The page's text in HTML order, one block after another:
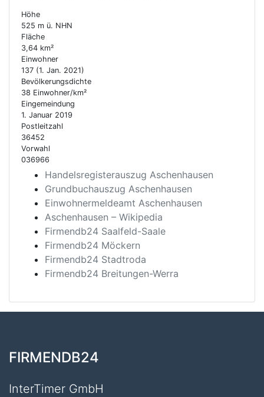
Höhe
525 m ü. NHN
Fläche
3,64 km²
Einwohner
137 (1. Jan. 2021)
Bevölkerungsdichte
38 Einwohner/km²
Eingemeindung
1. Januar 2019
Postleitzahl
36452
Vorwahl
036966
Handelsregisterauszug Aschenhausen
Grundbuchauszug Aschenhausen
Einwohnermeldeamt Aschenhausen
Aschenhausen – Wikipedia
Firmendb24 Saalfeld-Saale
Firmendb24 Möckern
Firmendb24 Stadtroda
Firmendb24 Breitungen-Werra
FIRMENDB24
InterTimer GmbH